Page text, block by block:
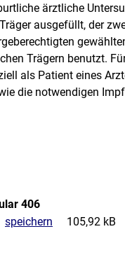
ärztliche
ausgefüllt, der
Trägern benutzt.
als Patient eines
die notwendigen
406
speichern 105,92 kB